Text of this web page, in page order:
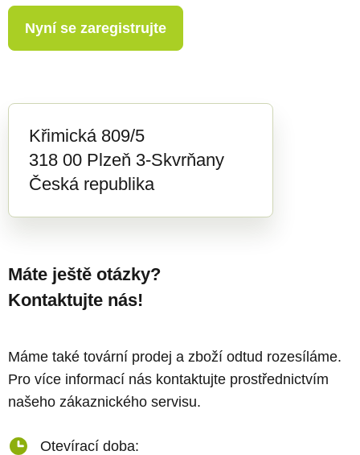
Nyní se zaregistrujte
Křimická 809/5
318 00 Plzeň 3-Skvrňany
Česká republika
Máte ještě otázky?
Kontaktujte nás!
Máme také tovární prodej a zboží odtud rozesíláme.
Pro více informací nás kontaktujte prostřednictvím
našeho zákaznického servisu.
Otevírací doba: